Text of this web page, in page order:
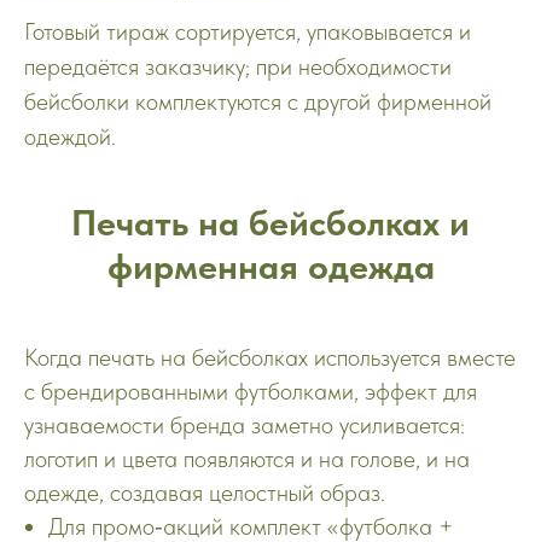
Готовый тираж сортируется, упаковывается и
передаётся заказчику; при необходимости
бейсболки комплектуются с другой фирменной
одеждой.
Печать на бейсболках и
фирменная одежда
Когда печать на бейсболках используется вместе
с брендированными футболками, эффект для
узнаваемости бренда заметно усиливается:
логотип и цвета появляются и на голове, и на
одежде, создавая целостный образ.
Для промо‑акций комплект «футболка +